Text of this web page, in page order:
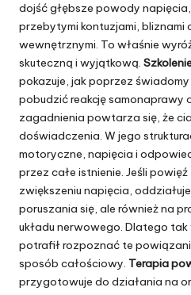
dojść głębsze powody
przebytymi kontuzjami, bliznami
wewnętrznymi. To właśnie
skuteczną i wyjątkową.
pokazuje, jak poprzez
pobudzić reakcję samonaprawy
zagadnienia powtarza się, że
doświadczenia. W jego
motoryczne, napięcia i
przez całe istnienie. Jeśli
zwiększeniu napięcia,
poruszania się, ale również na
układu nerwowego. Dlatego
potrafił rozpoznać te
sposób całościowy. Terapia
przygotowuje do działania na